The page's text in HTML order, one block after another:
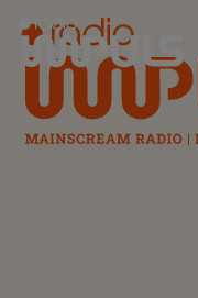
Radio Impuls